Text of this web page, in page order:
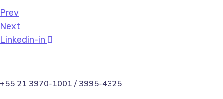
Prev
Next
Linkedin-in
+55 21 3970-1001 / 3995-4325